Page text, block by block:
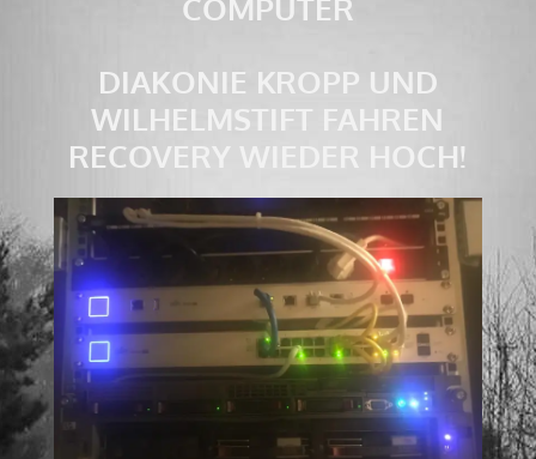
DIAKONIE KROPP UND
WILHELMSTIFT FAHREN
RECOVERY WIEDER HOCH!